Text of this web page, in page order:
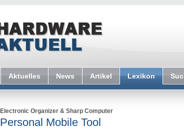
Aktuelles News Artikel Lexikon
Electronic Organizer & Sharp Computer
Personal Mobile Tool